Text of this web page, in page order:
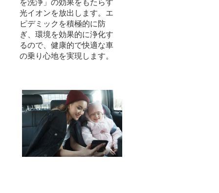
光イオンを放出します。エ
ピデミックを積極的に防
ぎ、環境を効果的に浄化す
るので、健康的で快適な車
の乗り心地を実現します。